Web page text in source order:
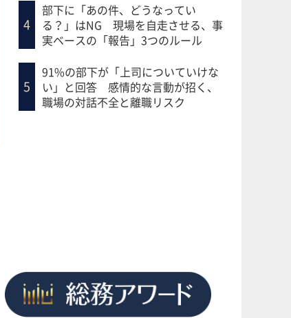
部下に「あの件、どうなってい
る？」はNG 現場を自走させる、事
実ベースの「報告」3つのルール
91%の部下が「上司についていけな
い」と回答 感情的な言動が招く、
職場の対話不全と離職リスク